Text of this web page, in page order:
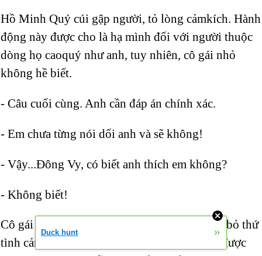
Hồ Minh Quý cúi gập người, tỏ lòng cảmkích. Hành
động này được cho là hạ mình đối với người thuộc
dòng họ caoquý như anh, tuy nhiên, cô gái nhỏ
không hề biết.
- Câu cuối cùng. Anh cần đáp án chính xác.
- Em chưa từng nói dối anh và sẽ không!
- Vậy...Đông Vy, có biết anh thích em không?
- Không biết!
Cô gái nhỏ thẳng thắn đến vô tình, ngầm dứt bỏ thứ
tình cảm mong manhđó. Minh Quý thích cô được
Duck hunt »